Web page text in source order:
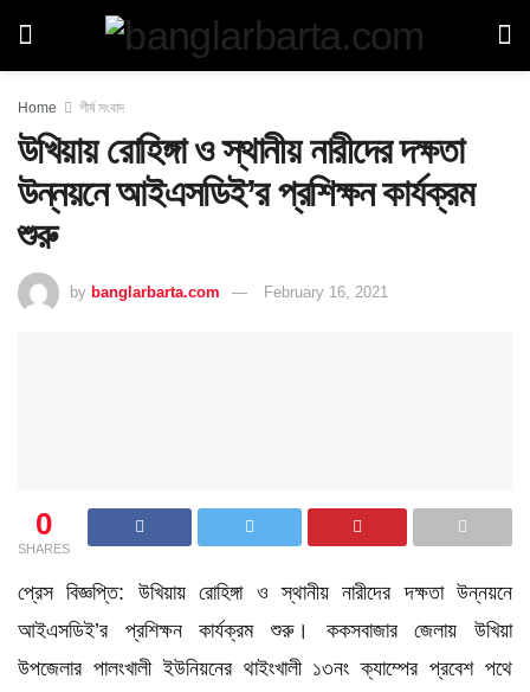
Home শীর্ষ সংবাদ
উখিয়ায় রোহিঙ্গা ও স্থানীয় নারীদের দক্ষতা
উন্নয়নে আইএসডিই’র প্রশিক্ষন কার্যক্রম
শুরু
by banglarbarta.com February 16, 2021
0
SHARES
প্রেস বিজ্ঞপ্তি: উখিয়ায় রোহিঙ্গা ও স্থানীয় নারীদের দক্ষতা উন্নয়নে
আইএসডিই’র প্রশিক্ষন কার্যক্রম শুরু। ককসবাজার জেলায় উখিয়া
উপজেলার পালংখালী ইউনিয়নের থাইংখালী ১৩নং ক্যাম্পের প্রবেশ পথে